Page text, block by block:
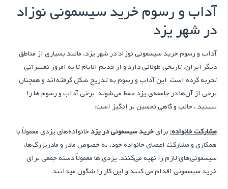
آداب و رسوم خرید سیسمونی نوزاد
در شهر یزد
آداب و رسوم خرید سیسمونی نوزاد در شهر یزد، مانند بسیاری از مناطق
دیگر ایران، تاریخی طولانی دارد و از قدیم الایام تا به امروز تغییراتی
تجربه کرده است. این آداب و رسوم به تدریج شکل گرفته‌اند و همچنان
برخی از آن‌ها در جامعه‌ی یزد حفظ می‌شوند. برخی آداب و رسوم ها را
ببینید ، جالب و گاهی تحسین بر انگیز است:
مشارکت خانواده:برایخرید سیسمونی در یزدخانواده‌های یزدی معمولاً با
همکاری و مشارکت اعضای خانواده خود، به خصوص مادر و مادربزرگ‌ها،
سیسمونی‌های لازم را تهیه می‌کنند. یزدی ها معمولاً دسته جمعی برای
خرید سیسمونی اقدام می کنند و این کار را شگون میدانند.